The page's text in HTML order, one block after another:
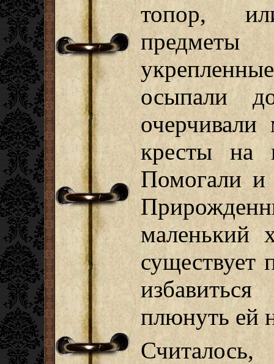
топор,
осыпали
кресты на
Помогали и
маленький
существует
плюнуть ей